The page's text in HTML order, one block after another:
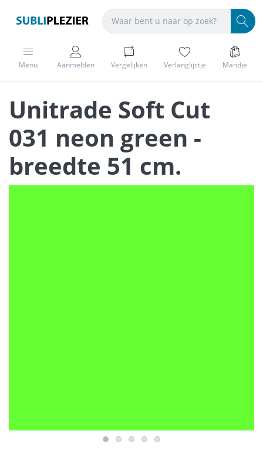
Menu Aanmelden Vergelijken Verlanglijstje Mandje
Unitrade Soft Cut
031 neon green -
breedte 51 cm.